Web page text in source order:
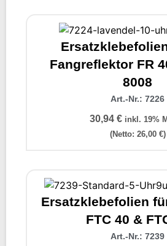
Fangreflektor FR
8008
Art.-Nr.: 7226
30,94 € inkl. 19%
(Netto: 26,00 €)
Ersatzklebefolien
FTC 40 &
Art.-Nr.: 7239